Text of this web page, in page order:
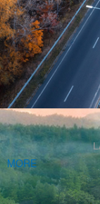
MORE